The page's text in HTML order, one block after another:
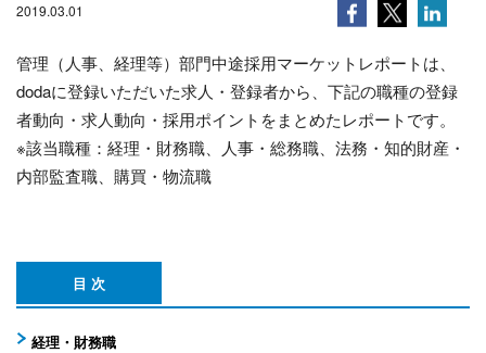
2019.03.01
管理（人事、経理等）部門中途採用マーケットレポートは、
dodaに登録いただいた求人・登録者から、下記の職種の登録
者動向・求人動向・採用ポイントをまとめたレポートです。
※該当職種：経理・財務職、人事・総務職、法務・知的財産・
内部監査職、購買・物流職
目 次
経理・財務職